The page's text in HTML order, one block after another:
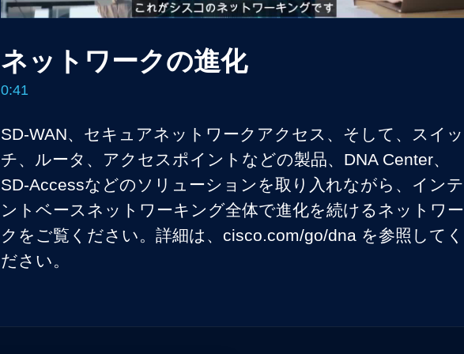
ネットワークの進化
0:41
SD-WAN、セキュアネットワークアクセス、そして、スイッ
チ、ルータ、アクセスポイントなどの製品、DNA Center、
SD-Accessなどのソリューションを取り入れながら、インテ
ントベースネットワーキング全体で進化を続けるネットワー
クをご覧ください。詳細は、cisco.com/go/dna を参照してく
ださい。